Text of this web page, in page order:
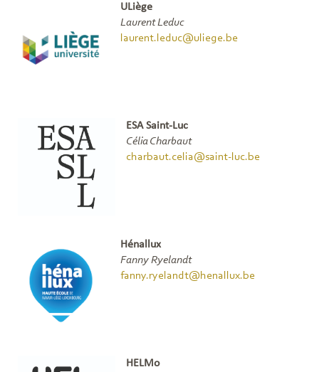
ULiège
Laurent Leduc
laurent.leduc@uliege.be
ESA Saint-Luc
Célia Charbaut
charbaut.celia@saint-luc.be
Hénallux
Fanny Ryelandt
fanny.ryelandt@henallux.be
HELMo